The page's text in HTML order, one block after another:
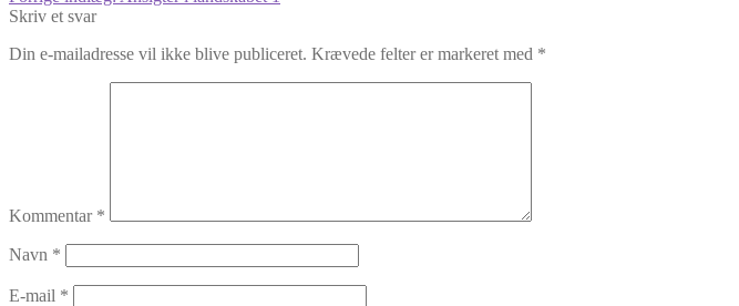
Skriv et svar
Din e-mailadresse vil ikke blive publiceret. Krævede felter er markeret med *
Kommentar *
Navn *
E-mail *